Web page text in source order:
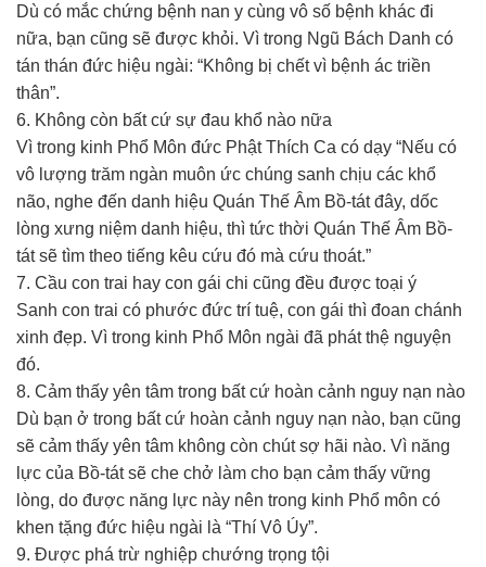
Dù có mắc chứng bệnh nan y cùng vô số bệnh khác đi
nữa, bạn cũng sẽ được khỏi. Vì trong Ngũ Bách Danh có
tán thán đức hiệu ngài: “Không bị chết vì bệnh ác triền
thân”.
6. Không còn bất cứ sự đau khổ nào nữa
Vì trong kinh Phổ Môn đức Phật Thích Ca có dạy “Nếu có
vô lượng trăm ngàn muôn ức chúng sanh chịu các khổ
não, nghe đến danh hiệu Quán Thế Âm Bồ-tát đây, dốc
lòng xưng niệm danh hiệu, thì tức thời Quán Thế Âm Bồ-
tát sẽ tìm theo tiếng kêu cứu đó mà cứu thoát.”
7. Cầu con trai hay con gái chi cũng đều được toại ý
Sanh con trai có phước đức trí tuệ, con gái thì đoan chánh
xinh đẹp. Vì trong kinh Phổ Môn ngài đã phát thệ nguyện
đó.
8. Cảm thấy yên tâm trong bất cứ hoàn cảnh nguy nạn nào
Dù bạn ở trong bất cứ hoàn cảnh nguy nạn nào, bạn cũng
sẽ cảm thấy yên tâm không còn chút sợ hãi nào. Vì năng
lực của Bồ-tát sẽ che chở làm cho bạn cảm thấy vững
lòng, do được năng lực này nên trong kinh Phổ môn có
khen tặng đức hiệu ngài là “Thí Vô Úy”.
9. Được phá trừ nghiệp chướng trọng tội